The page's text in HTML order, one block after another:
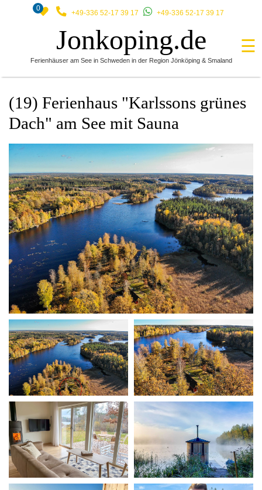
0
+49-336 52-17 39 17 +49-336 52-17 39 17
Jonkoping.de
Ferienhäuser am See in Schweden in der Region Jönköping & Smaland
☰
(19) Ferienhaus "Karlssons grünes
Dach" am See mit Sauna